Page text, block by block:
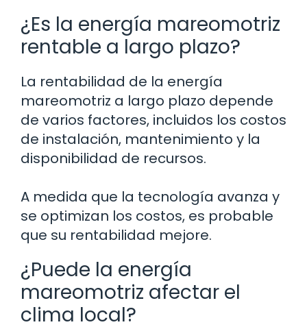
¿Es la energía mareomotriz
rentable a largo plazo?
La rentabilidad de la energía
mareomotriz a largo plazo depende
de varios factores, incluidos los costos
de instalación, mantenimiento y la
disponibilidad de recursos.
A medida que la tecnología avanza y
se optimizan los costos, es probable
que su rentabilidad mejore.
¿Puede la energía
mareomotriz afectar el
clima local?